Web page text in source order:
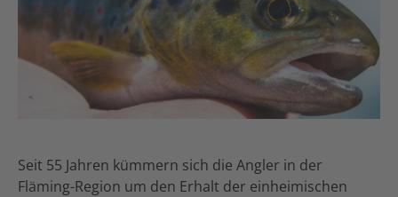
Seit 55 Jahren kümmern sich die Angler in der
Fläming-Region um den Erhalt der einheimischen